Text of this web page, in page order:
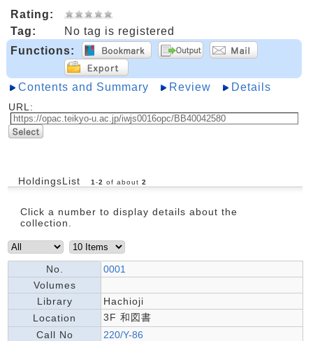
Rating:
Tag:
No tag is registered
Functions:
Contents and Summary Review Details
URL:
HoldingsList 1 -2 of about 2
Click a number to display details about the
collection.
No.
0001
Volumes
Library
Hachioji
Location
3F 和図書
Call No
220/Y-86